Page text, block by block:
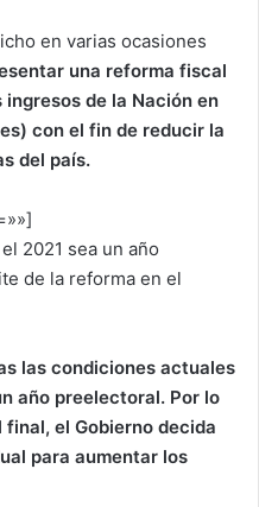
en varias ocasiones
una reforma fiscal
de la Nación en
con el fin de reducir la
del país.
2021 sea un año
de la reforma en el
las condiciones actuales
año preelectoral. Por lo
el Gobierno decida
para aumentar los